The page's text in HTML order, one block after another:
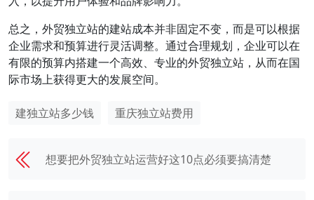
总之，外贸独立站的建站成本并非固定不变，而是可以根据
企业需求和预算进行灵活调整。通过合理规划，企业可以在
有限的预算内搭建一个高效、专业的外贸独立站，从而在国
际市场上获得更大的发展空间。
建独立站多少钱 重庆独立站费用
想要把外贸独立站运营好这10点必须要搞清楚